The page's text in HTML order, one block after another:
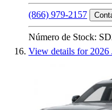
(866) 979-2157
Número de Stock:
View details for 2026